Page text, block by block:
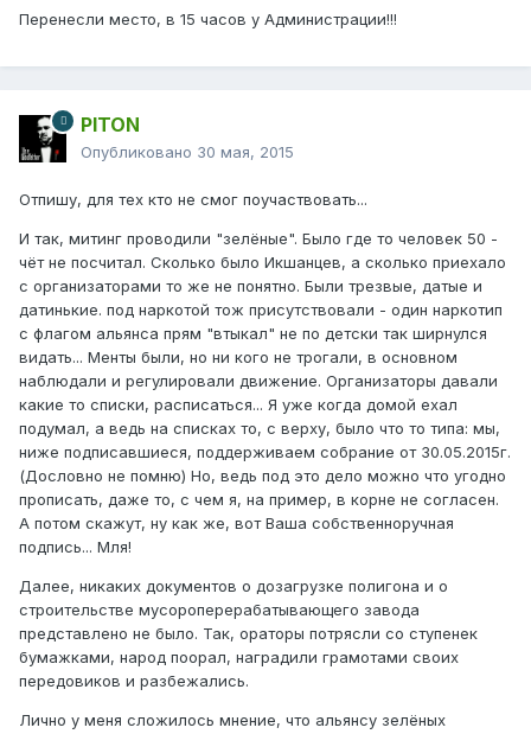
Перенесли место, в 15 часов у Администрации!!!
PITON
Опубликовано 30 мая, 2015
Отпишу, для тех кто не смог поучаствовать...
И так, митинг проводили "зелёные". Было где то человек 50 -
чёт не посчитал. Сколько было Икшанцев, а сколько приехало
с организаторами то же не понятно. Были трезвые, датые и
датинькие. под наркотой тож присутствовали - один наркотип
с флагом альянса прям "втыкал" не по детски так ширнулся
видать... Менты были, но ни кого не трогали, в основном
наблюдали и регулировали движение. Организаторы давали
какие то списки, расписаться... Я уже когда домой ехал
подумал, а ведь на списках то, с верху, было что то типа: мы,
ниже подписавшиеся, поддерживаем собрание от 30.05.2015г.
(Дословно не помню) Но, ведь под это дело можно что угодно
прописать, даже то, с чем я, на пример, в корне не согласен.
А потом скажут, ну как же, вот Ваша собственноручная
подпись... Мля!
Далее, никаких документов о дозагрузке полигона и о
строительстве мусороперерабатывающего завода
представлено не было. Так, ораторы потрясли со ступенек
бумажками, народ поорал, наградили грамотами своих
передовиков и разбежались.
Лично у меня сложилось мнение, что альянсу зелёных